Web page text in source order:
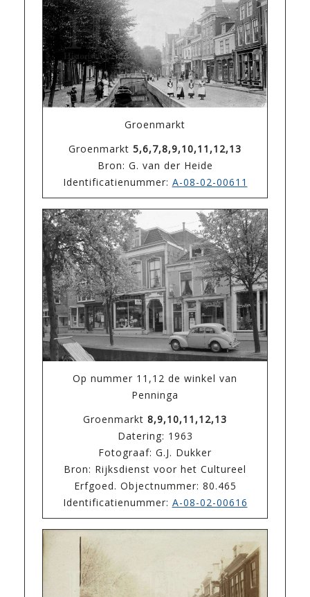
Groenmarkt
Groenmarkt 5,6,7,8,9,10,11,12,13
Bron: G. van der Heide
Identificatienummer: A-08-02-00611
Op nummer 11,12 de winkel van
Penninga
Groenmarkt 8,9,10,11,12,13
Datering: 1963
Fotograaf: G.J. Dukker
Bron: Rijksdienst voor het Cultureel
Erfgoed. Objectnummer: 80.465
Identificatienummer: A-08-02-00616